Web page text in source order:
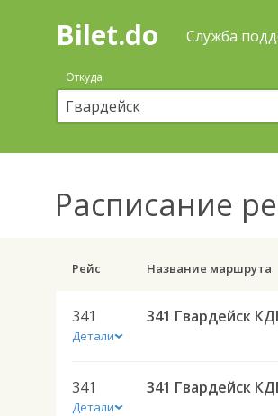
Поиск
покупка
билетов
автобус
онлайн
Bilet.do Служба
Откуда
Расписание
Рейс Название маршрута
341
Детали
341 Гвардейск
341
Детали
341 Гвардейск